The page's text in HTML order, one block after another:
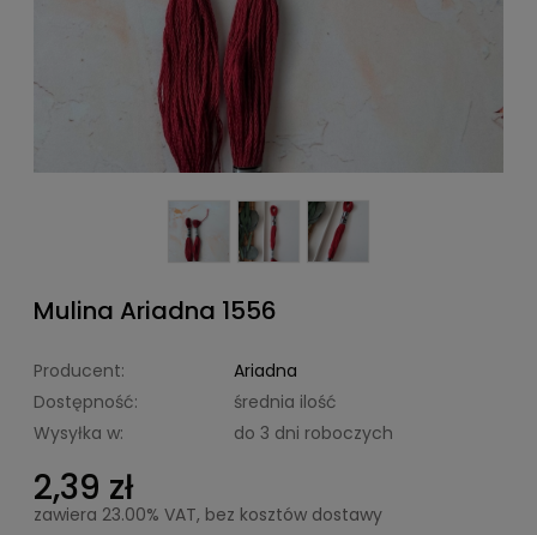
Mulina Ariadna 1556
Producent:
Ariadna
Dostępność:
średnia ilość
Wysyłka w:
do 3 dni roboczych
2,39 zł
zawiera 23.00% VAT, bez kosztów dostawy